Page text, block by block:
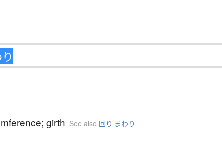
girth See also 回り まわり